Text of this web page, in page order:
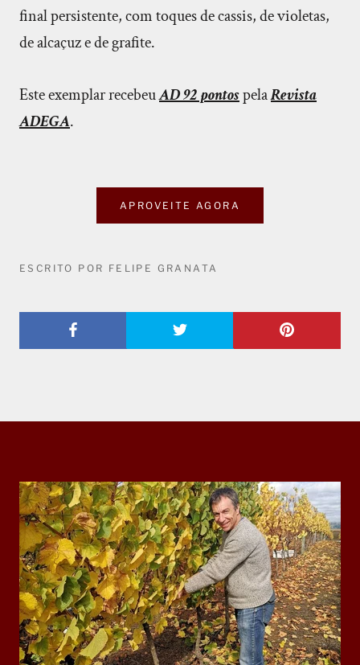
final persistente, com toques de cassis, de violetas,
de alcaçuz e de grafite.
Este exemplar recebeuAD 92 pontospelaRevista
ADEGA.
APROVEITE AGORA
ESCRITO POR FELIPE GRANATA